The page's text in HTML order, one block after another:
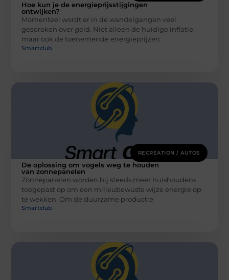
Hoe kun je de energieprijsstijgingen
ontwijken?
Momenteel wordt er in de wandelgangen veel
gesproken over geld. Niet alleen de huidige inflatie,
maar ook de toenemende energieprijzen
Smartclub
RECREATION / AUTOS
De oplossing om vogels weg te houden
van zonnepanelen
Zonnepanelen worden bij steeds meer huishoudens
toegepast op om een milieubewuste wijze energie op
te wekken. Om de duurzame productie
Smartclub